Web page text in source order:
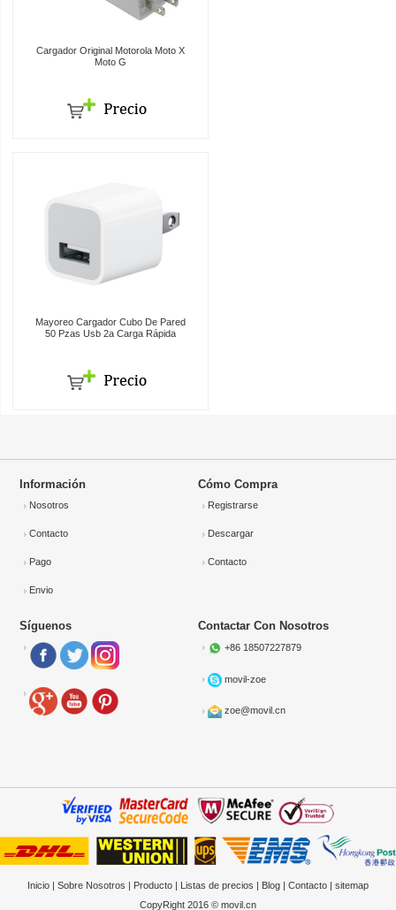
Cargador Original Motorola Moto X
Moto G
Mayoreo Cargador Cubo De Pared
50 Pzas Usb 2a Carga Rápida
Información
Nosotros
Contacto
Pago
Envio
Cómo Compra
Registrarse
Descargar
Contacto
Síguenos Contactar Con Nosotros
+86 18507227879
movil-zoe
zoe@movil.cn
Inicio Sobre Nosotros Producto Listas de precios Blog Contacto
sitemap
CopyRight 2016 © movil.cn